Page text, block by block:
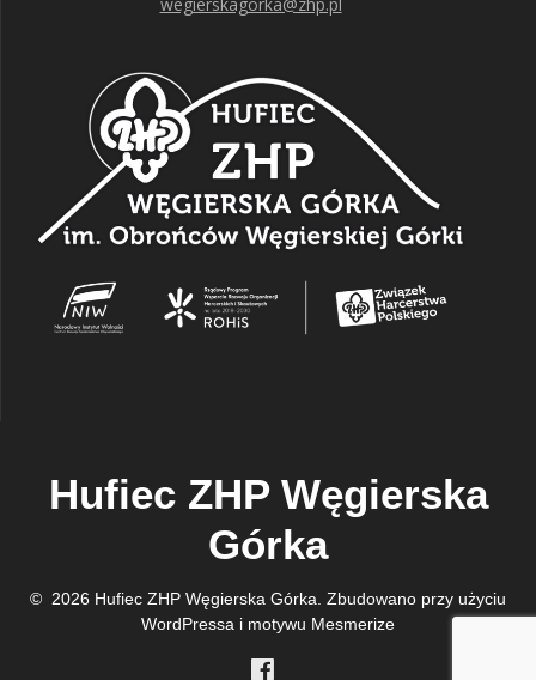
Hufiec ZHP Węgierska
Górka
© 2026 Hufiec ZHP Węgierska Górka. Zbudowano przy użyciu
WordPressa i motywu Mesmerize